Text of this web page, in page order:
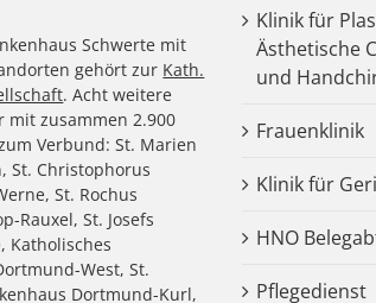
Schwerte mit
gehört zur Kath.
. Acht weitere
mit zusammen 2.900
Verbund: St. Marien
St. Christophorus
St. Rochus
Rauxel, St. Josefs
Katholisches
West, St.
Dortmund-Kurl,
Klinik für
Ästhetische
und
Frauenklinik
Klinik für
HNO
Pflegedienst